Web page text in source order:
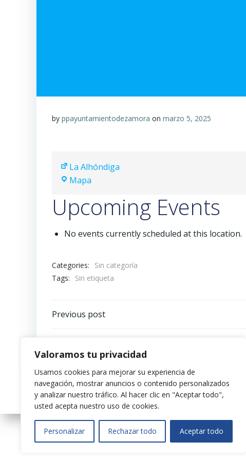
Valoramos tu privacidad
Usamos cookies para mejorar su experiencia de
navegación, mostrar anuncios o contenido personalizados
y analizar nuestro tráfico. Al hacer clic en "Aceptar todo",
usted acepta nuestro uso de cookies.
Personalizar Rechazar todo Aceptar todo
by ppayuntamientodezamora on marzo 5, 2025
La Alhóndiga
Mapa
Upcoming Events
No events currently scheduled at this location.
Categories:
Sin categoría
Tags:
Sin etiqueta
Navegación
las
entradas
Previous post